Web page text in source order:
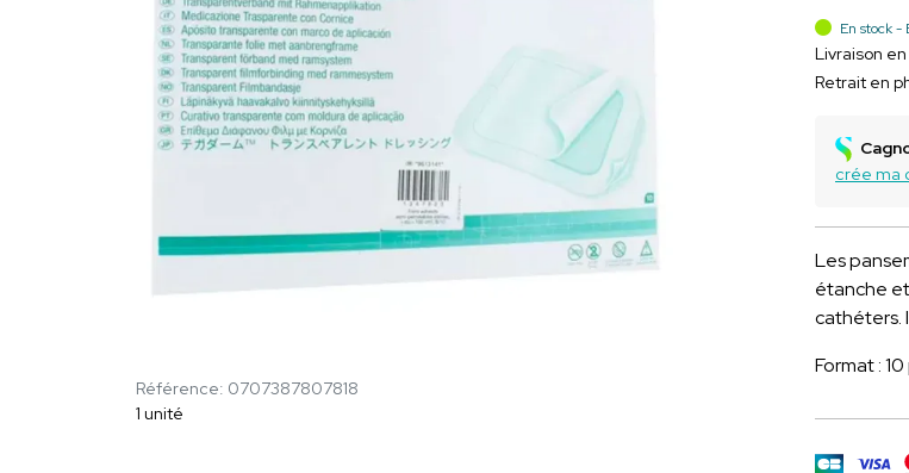
Référence: 0707387807818
1 unité
En stock
Livraison
Retrait en
crée ma
Les
étanche
cathéters.
Format :